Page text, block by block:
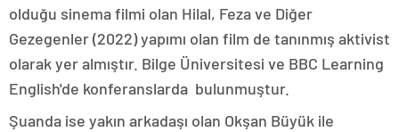
olduğu sinema filmi olan Hilal, Feza ve Diğer
Gezegenler (2022) yapımı olan film de tanınmış aktivist
olarak yer almıştır. Bilge Üniversitesi ve BBC Learning
English'de konferanslarda bulunmuştur.
Şuanda ise yakın arkadaşı olan Okşan Büyük ile